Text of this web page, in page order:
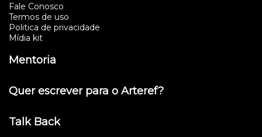
Fale Conosco
Termos de uso
Politica de privacidade
Mídia kit
Mentoria
Quer escrever para o Arteref?
Talk Back